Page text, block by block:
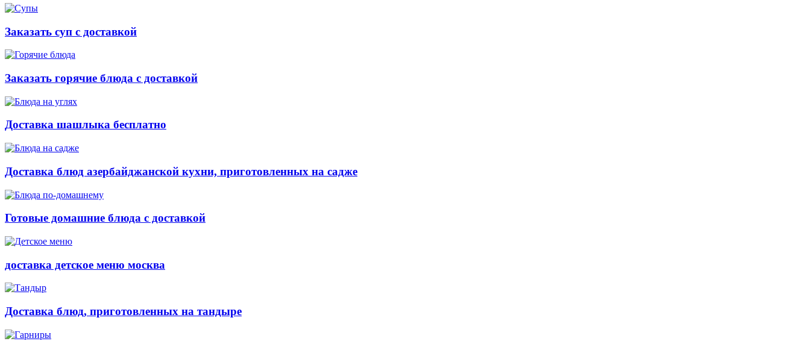
Заказать суп с доставкой
Заказать горячие блюда с доставкой
Доставка шашлыка бесплатно
Доставка блюд азербайджанской кухни, приготовленных на садже
Готовые домашние блюда с доставкой
доставка детское меню москва
Доставка блюд, приготовленных на тандыре